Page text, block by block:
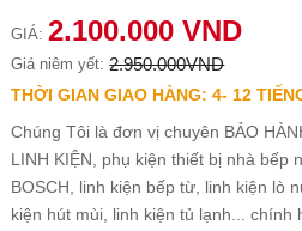
GIÁ: 2.100.000 VND
Giá niêm yết: 2.950.000VND
THỜI GIAN GIAO HÀNG: 4- 12
Chúng Tôi là đơn vị chuyên BẢO
LINH KIỆN, phụ kiện thiết bị nhà bếp
BOSCH, linh kiện bếp từ, linh kiện lò
kiện hút mùi, linh kiện tủ lạnh... chính